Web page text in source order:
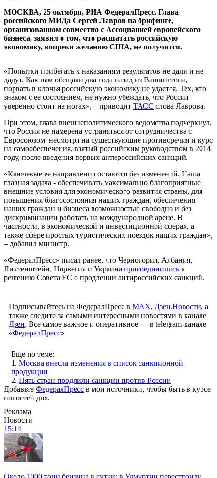
МОСКВА, 25 октября, РИА ФедералПресс. Глава
российского МИДа Сергей Лавров на брифинге,
организованном совместно с Ассоциацией европейского
бизнеса, заявил о том, что расшатать российскую
экономику, вопреки желанию США, не получится.
«Попытки прибегать к наказаниям результатов не дали и не
дадут. Как нам обещали два года назад из Вашингтона,
порвать в клочья российскую экономику не удастся. Тех, кто
знаком с ее состоянием, не нужно убеждать, что Россия
уверенно стоит на ногах», – приводит ТАСС слова Лаврова.
При этом, глава внешнеполитического ведомства подчеркнул,
что Россия не намерена устраняться от сотрудничества с
Евросоюзом, несмотря на существующие противоречия и курс
на самообеспечения, взятый российским руководством в 2014
году, после введения первых антироссийских санкций.
«Ключевые ее направления остаются без изменений. Наша
главная задача - обеспечивать максимально благоприятные
внешние условия для экономического развития страны, для
повышения благосостояния наших граждан, обеспечения
наших граждан и бизнеса возможностью свободно и без
дискриминации работать на международной арене. В
частности, в экономической и инвестиционной сферах, а
также сфере простых туристических поездок наших граждан»,
– добавил министр.
«ФедералПресс» писал ранее, что Черногория, Албания,
Лихтенштейн, Норвегия и Украина присоединились к
решению Совета ЕС о продлении антироссийских санкций.
Подписывайтесь на ФедералПресс в МАХ, Дзен.Новости, а
также следите за самыми интересными новостями в канале
Дзен. Все самое важное и оперативное — в telegram-канале
«ФедералПресс».
Еще по теме:
1. Москва внесла изменения в список санкционной
продукции
2. Пять стран продлили санкции против России
Добавьте ФедералПресс в мои источники, чтобы быть в курсе
новостей дня.
Реклама
Новости
15:14
Около 1000 тонн бензина в сутки: в Удмуртии перестроили